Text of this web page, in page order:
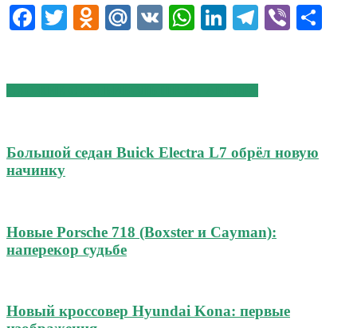
Facebook
TwitterOdnoklassniki
Mail.Ru
VK WhatsApp
LinkedIn
Telegram
Viber
Большой седан Buick Electra L7 обрёл новую
начинку
Новые Porsche 718 (Boxster и Cayman):
наперекор судьбе
Новый кроссовер Hyundai Kona: первые